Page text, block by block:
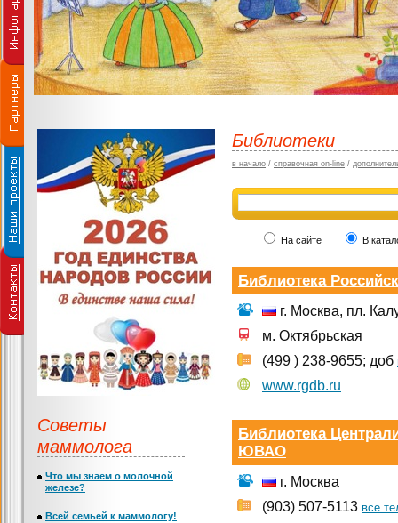
Библиотеки
в начало / справочная on-line /
На сайте В
Библиотека
г. Москва, пл.
м. Октябрьская
(499 ) 238-9655; доб
www.rgdb.ru
Библиотека
ЮВАО
г. Москва
(903) 507-5113 все
Советы
маммолога
Что мы знаем о молочной
железе?
Всей семьей к маммологу!